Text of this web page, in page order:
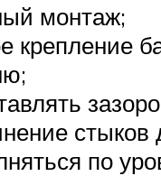
монтаж;
крепление
стыков
по